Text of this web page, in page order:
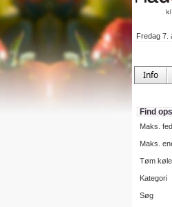
Fredag 7.
Info
Find
Maks.
Maks.
Tøm
Kategori
Søg